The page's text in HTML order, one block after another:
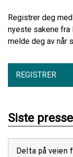
Registrer deg
nyeste sakene fra
melde deg av når
REGISTRER
Siste
Delta på veien